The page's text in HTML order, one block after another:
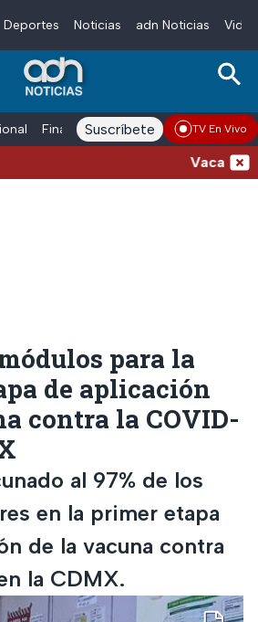
Deportes Noticias adn Noticias
Finanzas adn Noticias Radio
Suscríbete TV En Vivo
para la
de aplicación
contra la COVID-
al 97% de los
en la primer etapa
de la vacuna contra
la CDMX.